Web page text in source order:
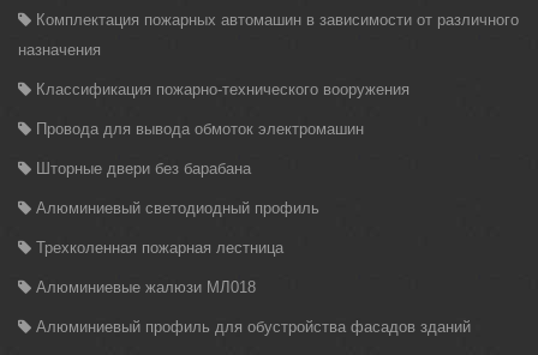
Комплектация пожарных автомашин в зависимости от различного
назначения
Классификация пожарно-технического вооружения
Провода для вывода обмоток электромашин
Шторные двери без барабана
Алюминиевый светодиодный профиль
Трехколенная пожарная лестница
Алюминиевые жалюзи МЛ018
Алюминиевый профиль для обустройства фасадов зданий